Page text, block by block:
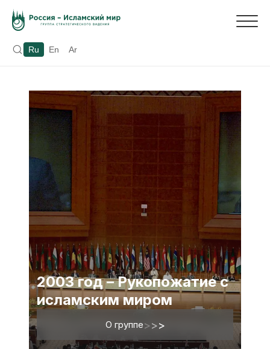
Ru En Ar
2003 год – Рукопожатие с
исламским миром
О группе>>>